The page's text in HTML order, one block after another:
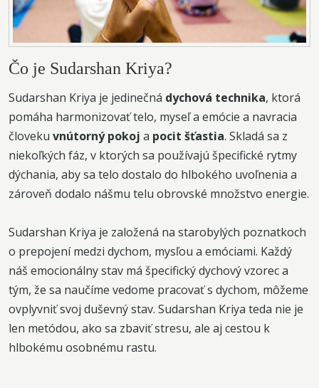
Čo je Sudarshan Kriya?
Sudarshan Kriya je jedinečná dychová technika, ktorá
pomáha harmonizovať telo, myseľ a emócie a navracia
človeku vnútorný pokoj a pocit šťastia. Skladá sa z
niekoľkých fáz, v ktorých sa používajú špecifické rytmy
dýchania, aby sa telo dostalo do hlbokého uvoľnenia a
zároveň dodalo nášmu telu obrovské množstvo energie.
Sudarshan Kriya je založená na starobylých poznatkoch
o prepojení medzi dychom, mysľou a emóciami. Každý
náš emocionálny stav má špecifický dychový vzorec a
tým, že sa naučíme vedome pracovať s dychom, môžeme
ovplyvniť svoj duševný stav. Sudarshan Kriya teda nie je
len metódou, ako sa zbaviť stresu, ale aj cestou k
hlbokému osobnému rastu.